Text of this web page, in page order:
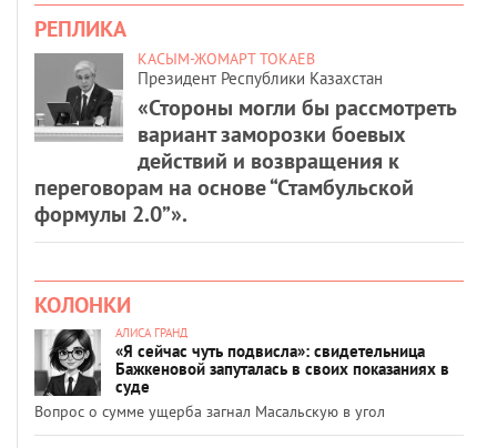
РЕПЛИКА
КАСЫМ-ЖОМАРТ ТОКАЕВ
Президент Республики Казахстан
«Стороны могли бы рассмотреть
вариант заморозки боевых
действий и возвращения к
переговорам на основе “Стамбульской
формулы 2.0”».
КОЛОНКИ
АЛИСА ГРАНД
«Я сейчас чуть подвисла»: свидетельница
Бажкеновой запуталась в своих показаниях в
суде
Вопрос о сумме ущерба загнал Масальскую в угол